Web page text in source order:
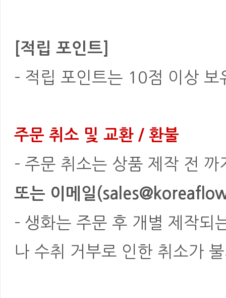
[적립 포인트]
- 적립 포인트는 10점 이상
주문 취소 및 교환 / 환불
- 주문 취소는 상품 제작 전
또는 이메일
- 생화는 주문 후 개별 제작되
나 수취 거부로 인한 취소가